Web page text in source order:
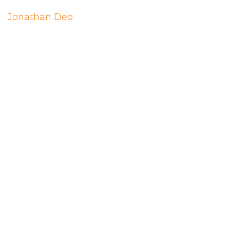
Navigation
Jonathan Deo